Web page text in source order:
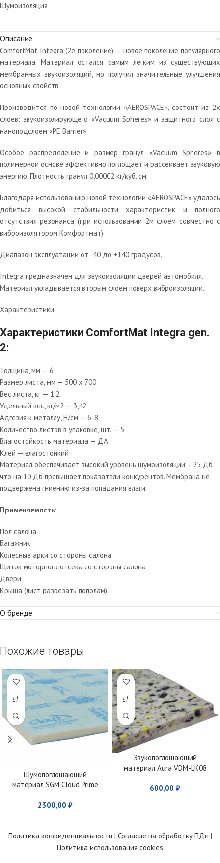
Шумоизоляция
Описание
ComfortMat Integra (2е поколение) — новое поколение популярного
материала. Материал остался самым легким из существующих
мембранных звукоизоляций, но получил значительные улучшения
основных свойств.
Производится по новой технологии «AEROSPACE», состоит из 2х
слоев: звукоизолирующего «Vacuum Spheres» и защитного слоя с
наноподслоем «PE Barrier».
Особое распределение и размер гранул «Vacuum Spheres» в
полимерной основе эффективно поглощает и рассеивает звуковую
энергию. Плотность гранул 0,00002 кг/куб. см.
Благодаря использованию новой технологии «AEROSPACE» удалось
добиться высокой стабильности характеристик и полного
отсутствия резонанса (при использовании 2м слоем совместно с
виброизолятором Комфортмат).
Диапазон эксплуатации от -40 до +140 градусов.
Integra предназначен для звукоизоляции дверей автомобиля.
Материал укладывается вторым слоем поверх виброизоляции.
Характеристики
Характеристики ComfortMat Integra gen.
2:
Толщина, мм — 6
Размер листа, мм — 500 х 700
Вес листа, кг — 1,2
Удельный вес, кг/м2 — 3,42
Адгезия к металлу, Н/см — 6-8
Количество листов в упаковке, шт. — 5
Влагостойкость материала — ДА
Клей — влагостойкий
Материал обеспечивает высокий уровень шумоизоляции – 25 Дб,
что на 10 Дб превышает показатели конкурентов. Мембрана не
подвержена гниению из-за попадания влаги.
Применяемость:
Пол салона
Багажник
Колесные арки со стороны салона
Щиток моторного отсека со стороны салона
Двери
Крыша (лист разрезать пополам)
О бренде
Похожие товары
Шумопоглощающий
материал SGM Cloud Prime
2300,00 ₽
Звукопоглощающий
материал Aura VDM-LK08
600,00 ₽
Политика конфиденциальности | Согласие на обработку ПДн |
Политика использования cookies